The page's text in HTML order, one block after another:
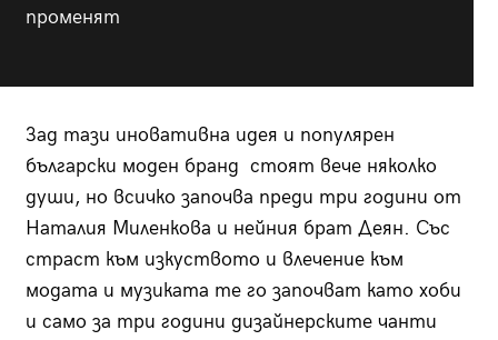
променят
Зад тази иновативна идея и популярен
български моден бранд стоят вечe няколко
души, но всичко започва преди три години от
Наталия Миленкова и нейния брат Деян. Със
страст към изкуството и влечение към
модата и музиката те го започват като хоби
и само за три години дизайнерските чанти